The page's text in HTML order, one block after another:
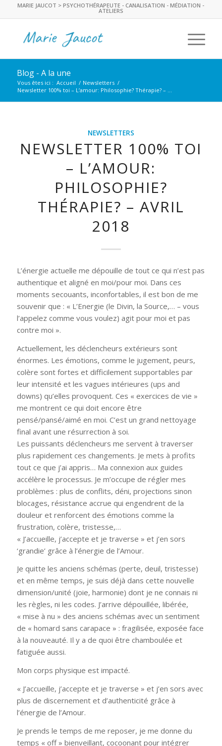
MARIE JAUCOT > PSYCHOTHÉRAPEUTE - CANALISATION - MÉDIATION -
ATELIERS
Blog - A la une
Vous êtes ici : Accueil / Newsletters /
Newsletter 100% toi – L’amour: Philosophie? Thérapie? – ...
NEWSLETTERS
NEWSLETTER 100% TOI
– L’AMOUR:
PHILOSOPHIE?
THÉRAPIE? – AVRIL
2018
L’énergie actuelle me dépouille de tout ce qui n’est pas
authentique et aligné en moi/pour moi. Dans ces
moments secouants, inconfortables, il est bon de me
souvenir que : « L’Energie (le Divin, la Source,… – vous
l’appelez comme vous voulez) agit pour moi et pas
contre moi ».
Actuellement, les déclencheurs extérieurs sont
énormes. Les émotions, comme le jugement, peurs,
colère sont fortes et difficilement supportables par
leur intensité et les vagues intérieures (ups and
downs) qu’elles provoquent. Ces « exercices de vie »
me montrent ce qui doit encore être
pensé/pansé/aimé en moi. C’est un grand nettoyage
final avant une résurrection à soi.
Les puissants déclencheurs me servent à traverser
plus rapidement ces changements. Je mets à profits
tout ce que j’ai appris… Ma connexion aux guides
accélère le processus. Je m’occupe de régler mes
problèmes : plus de conflits, déni, projections sinon
blocages, résistance accrue qui engendrent de la
douleur et renforcent des émotions comme la
frustration, colère, tristesse,…
« J’accueille, j’accepte et je traverse » et j’en sors
‘grandie’ grâce à l’énergie de l’Amour.
Je quitte les anciens schémas (perte, deuil, tristesse)
et en même temps, je suis déjà dans cette nouvelle
dimension/unité (joie, harmonie) dont je ne connais ni
les règles, ni les codes. J’arrive dépouillée, libérée,
« mise à nu » des anciens schémas avec un sentiment
de « homard sans carapace » : fragilisée, exposée face
à la nouveauté. Il y a de quoi être chamboulée et
fatiguée aussi.
Mon corps physique est impacté.
« J’accueille, j’accepte et je traverse » et j’en sors avec
plus de discernement et d’authenticité grâce à
l’énergie de l’Amour.
Je prends le temps de me reposer, je me donne du
temps « off » bienveillant, cocoonant pour intégrer